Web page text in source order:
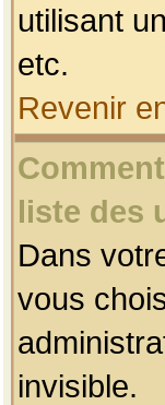
utilisant
etc.
Revenir
liste des
Dans
vous
invisible.